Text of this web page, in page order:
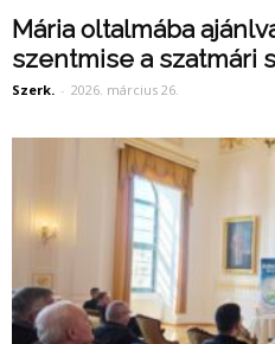
Mária oltalmába
szentmise a szatmári
Szerk. - 2026. március 26.